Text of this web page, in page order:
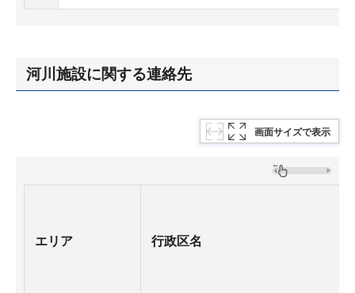
河川施設に関する連絡先
画面サイズで表示
エリア 行政区名